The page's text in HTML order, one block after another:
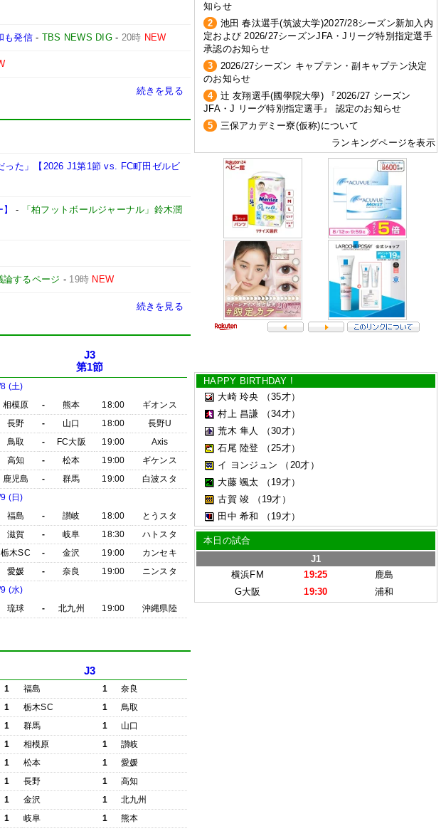
も発信- TBS NEWS DIG- 20時 NEW
続きを見る
った」【2026 J1第1節 vs. FC町田ゼルビ
-
「柏フットボールジャーナル」鈴木潤
論するページ - 19時 NEW
続きを見る
J3
第1節
(土)
相模原
- 熊本 18:00
ギオンス
長野
- 山口 18:00
長野U
鳥取
- FC大阪 19:00
Axis
高知
- 松本 19:00
ギケンス
鹿児島
- 群馬 19:00
白波スタ
(日)
福島
- 讃岐 18:00
とうスタ
滋賀
- 岐阜 18:30
ハトスタ
栃木SC
- 金沢 19:00
カンセキ
愛媛
- 奈良 19:00
ニンスタ
(水)
琉球
- 北九州 19:00 沖縄県陸
J3
1 福島 1
奈良
1
栃木SC 1
鳥取
1
群馬 1
山口
1
相模原 1
讃岐
1
松本 1
愛媛
1
長野 1
高知
1
金沢 1
北九州
1
岐阜 1
熊本
知らせ
2
池田 春汰選手(筑波大学)2027/28シーズン新加入内
定および 2026/27シーズンJFA・Jリーグ特別指定選手
承認のお知らせ
3
2026/27シーズン キャプテン・副キャプテン決定
のお知らせ
4
辻 友翔選手(國學院大學) 『2026/27 シーズン
JFA・J リーグ特別指定選手』 認定のお知らせ
5
三保アカデミー寮(仮称)について
ランキングページを表示
HAPPY BIRTHDAY !
大崎 玲央
（35才）
村上 昌謙
（34才）
荒木 隼人
（30才）
石尾 陸登
（25才）
イ ヨンジュン
（20才）
大藤 颯太
（19才）
古賀 竣
（19才）
田中 希和
（19才）
本日の試合
J1
横浜FM
19:25
鹿島
G大阪
19:30 浦和